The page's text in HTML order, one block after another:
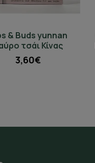
& Buds yunnan
τσάι Κίνας
3,60€